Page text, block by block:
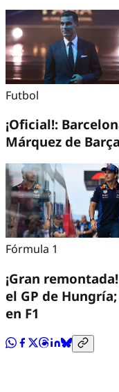
Futbol
¡Oficial!:
Márquez de
Fórmula 1
¡Gran
el GP de
en F1